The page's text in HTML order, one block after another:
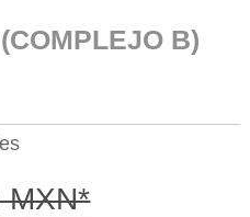
B)
MXN*